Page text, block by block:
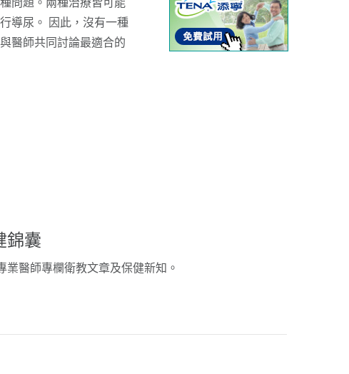
問題。兩種治療皆可能
導尿。 因此，沒有一種
醫師共同討論最適合的
錦囊
業醫師專欄衛教文章及保健新知。